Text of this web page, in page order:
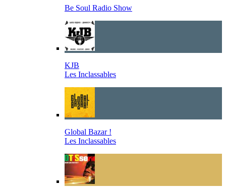
Be Soul Radio Show
KJB
Les Inclassables
Global Bazar !
Les Inclassables